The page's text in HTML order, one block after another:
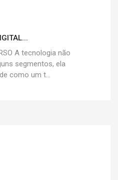
A tecnologia não
segmentos, ela
como um t...